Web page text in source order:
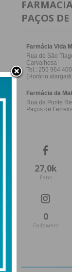
PAÇOS
27,0k
Fans
0
Followers